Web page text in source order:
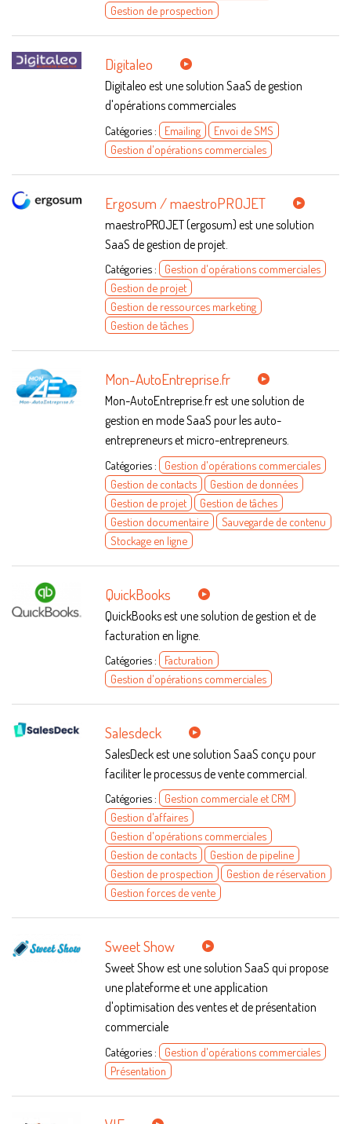
Gestion de prospection
Digitaleo
Digitaleo est une solution SaaS de gestion
d'opérations commerciales
Catégories : Emailing
Envoi de SMS
Gestion d'opérations commerciales
Ergosum / maestroPROJET
maestroPROJET (ergosum) est une solution
SaaS de gestion de projet.
Catégories : Gestion d'opérations commerciales
Gestion de projet
Gestion de ressources marketing
Gestion de tâches
Mon-AutoEntreprise.fr
Mon-AutoEntreprise.fr est une solution de
gestion en mode SaaS pour les auto-
entrepreneurs et micro-entrepreneurs.
Catégories : Gestion d'opérations commerciales
Gestion de contacts
Gestion de données
Gestion de projet
Gestion de tâches
Gestion documentaire
Sauvegarde de contenu
Stockage en ligne
QuickBooks
QuickBooks est une solution de gestion et de
facturation en ligne.
Catégories : Facturation
Gestion d'opérations commerciales
Salesdeck
SalesDeck est une solution SaaS conçu pour
faciliter le processus de vente commercial.
Catégories : Gestion commerciale et CRM
Gestion d'affaires
Gestion d'opérations commerciales
Gestion de contacts
Gestion de pipeline
Gestion de prospection
Gestion de réservation
Gestion forces de vente
Sweet Show
Sweet Show est une solution SaaS qui propose
une plateforme et une application
d'optimisation des ventes et de présentation
commerciale
Catégories : Gestion d'opérations commerciales
Présentation